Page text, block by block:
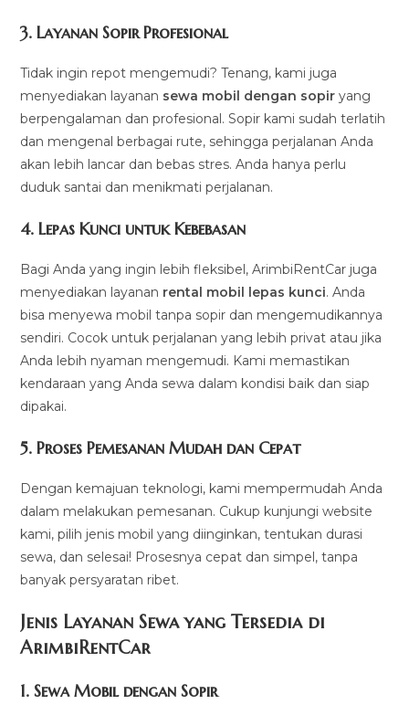
3.Layanan Sopir Profesional
Tidak ingin repot mengemudi? Tenang, kami juga
menyediakan layanan sewa mobil dengan sopir yang
berpengalaman dan profesional. Sopir kami sudah terlatih
dan mengenal berbagai rute, sehingga perjalanan Anda
akan lebih lancar dan bebas stres. Anda hanya perlu
duduk santai dan menikmati perjalanan.
4.Lepas Kunci untuk Kebebasan
Bagi Anda yang ingin lebih fleksibel, ArimbiRentCar juga
menyediakan layanan rental mobil lepas kunci. Anda
bisa menyewa mobil tanpa sopir dan mengemudikannya
sendiri. Cocok untuk perjalanan yang lebih privat atau jika
Anda lebih nyaman mengemudi. Kami memastikan
kendaraan yang Anda sewa dalam kondisi baik dan siap
dipakai.
5.Proses Pemesanan Mudah dan Cepat
Dengan kemajuan teknologi, kami mempermudah Anda
dalam melakukan pemesanan. Cukup kunjungi website
kami, pilih jenis mobil yang diinginkan, tentukan durasi
sewa, dan selesai! Prosesnya cepat dan simpel, tanpa
banyak persyaratan ribet.
Jenis Layanan Sewa yang Tersedia di
ArimbiRentCar
1.Sewa Mobil dengan Sopir